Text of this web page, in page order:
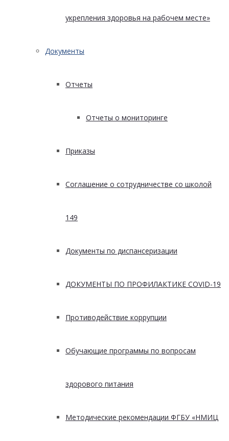
укрепления здоровья на рабочем месте»
Документы
Отчеты
Отчеты о мониторинге
Приказы
Соглашение о сотрудничестве со школой
149
Документы по диспансеризации
ДОКУМЕНТЫ ПО ПРОФИЛАКТИКЕ COVID-19
Противодействие коррупции
Обучающие программы по вопросам
здорового питания
Методические рекомендации ФГБУ «НМИЦ